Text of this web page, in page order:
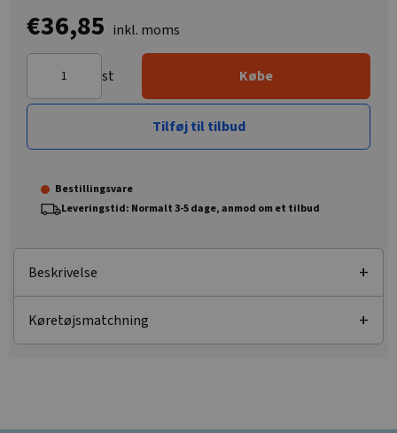
€36,85 inkl. moms
st Købe
Tilføj til tilbud
Bestillingsvare
Leveringstid: Normalt 3-5 dage, anmod om et tilbud
Beskrivelse
Køretøjsmatchning